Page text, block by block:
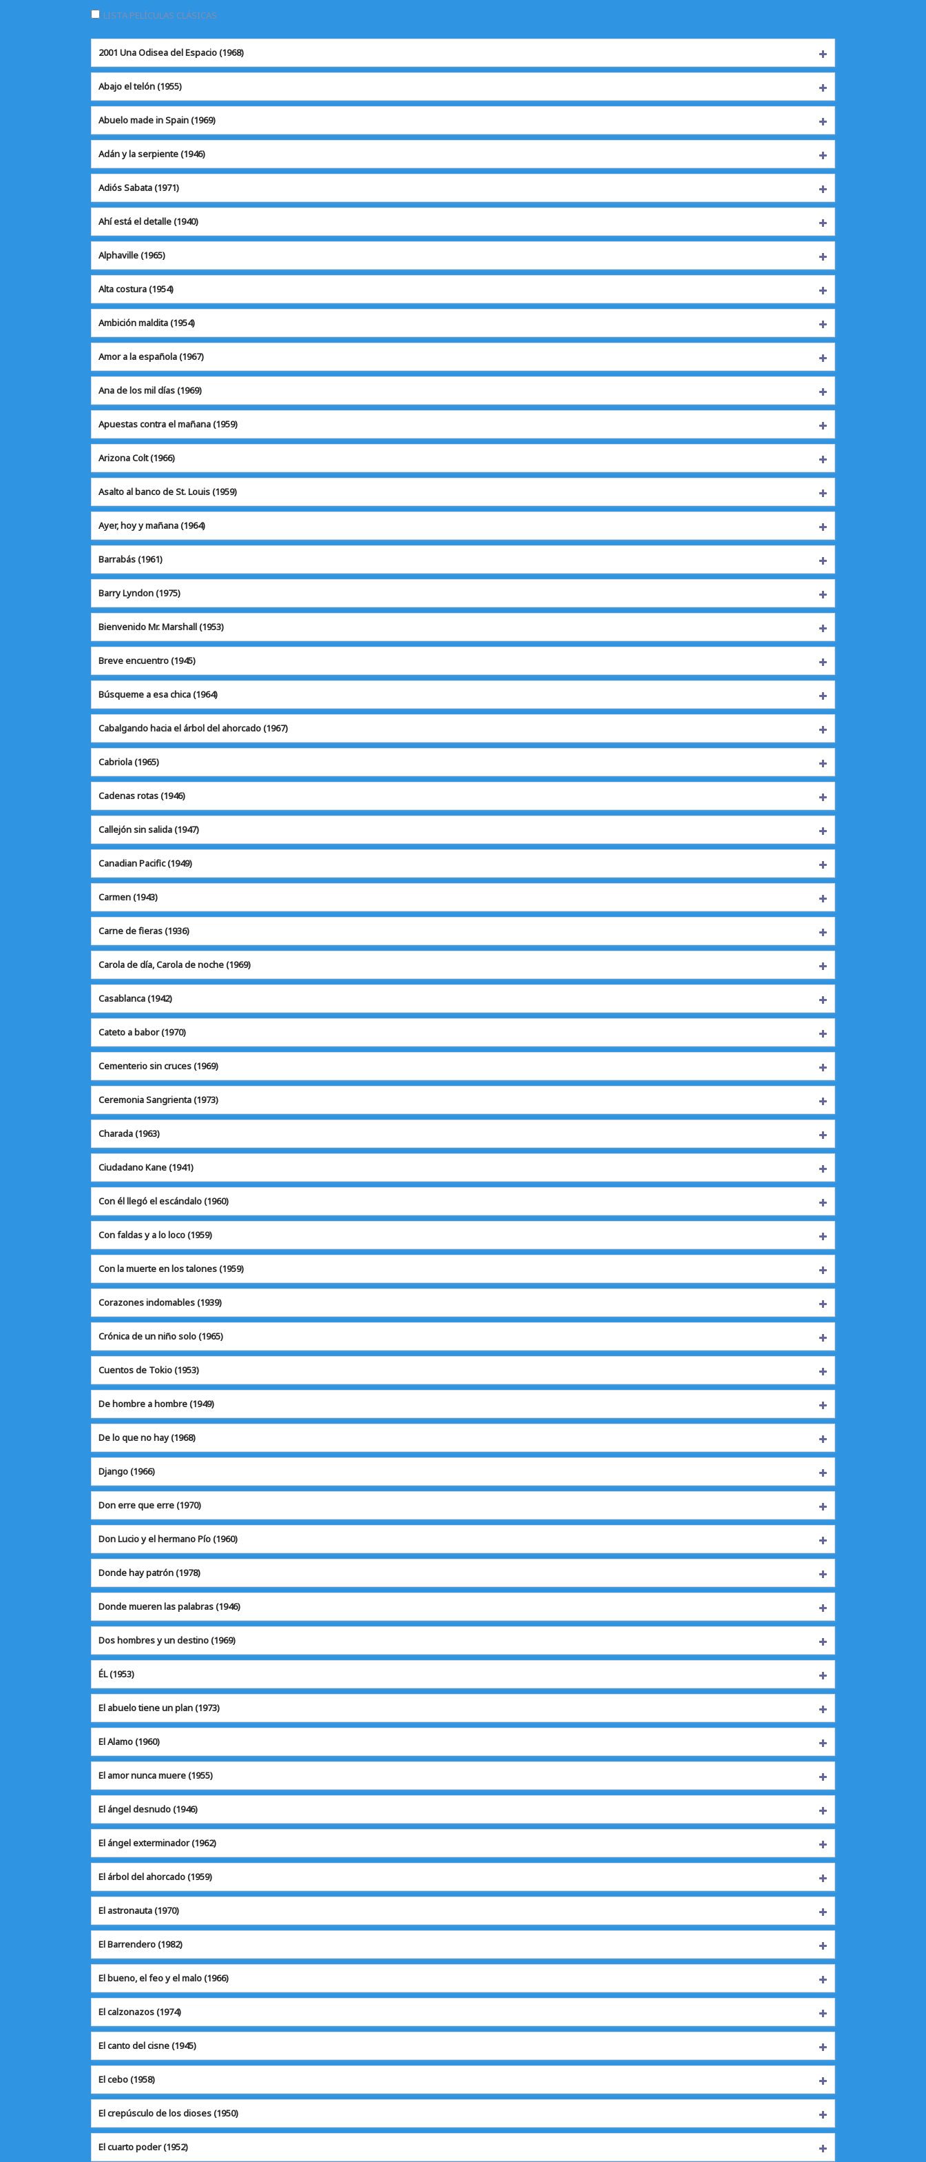
LISTA PELÍCULAS CLÁSICAS
2001 Una Odisea del Espacio (1968)
Abajo el telón(1955)
Abuelo made in Spain (1969)
Adán y la serpiente(1946)
Adiós Sabata(1971)
Ahí está el detalle(1940)
Alphaville(1965)
Alta costura(1954)
Ambición maldita(1954)
Amor a la española(1967)
Ana de los mil días(1969)
Apuestas contra el mañana (1959)
Arizona Colt(1966)
Asalto al banco de St. Louis (1959)
Ayer, hoy y mañana(1964)
Barrabás(1961)
Barry Lyndon(1975)
Bienvenido Mr. Marshall (1953)
Breve encuentro(1945)
Búsqueme a esa chica (1964)
Cabalgando hacia el árbol del ahorcado (1967)
Cabriola(1965)
Cadenas rotas(1946)
Callejón sin salida(1947)
Canadian Pacific(1949)
Carmen(1943)
Carne de fieras(1936)
Carola de día, Carola de noche (1969)
Casablanca(1942)
Cateto a babor(1970)
Cementerio sin cruces (1969)
Ceremonia Sangrienta (1973)
Charada(1963)
Ciudadano Kane(1941)
Con él llegó el escándalo (1960)
Con faldas y a lo loco (1959)
Con la muerte en los talones (1959)
Corazones indomables (1939)
Crónica de un niño solo (1965)
Cuentos de Tokio(1953)
De hombre a hombre (1949)
De lo que no hay(1968)
Django(1966)
Don erre que erre(1970)
Don Lucio y el hermano Pío (1960)
Donde hay patrón(1978)
Donde mueren las palabras (1946)
Dos hombres y un destino (1969)
ÉL(1953)
El abuelo tiene un plan (1973)
El Alamo(1960)
El amor nunca muere (1955)
El ángel desnudo(1946)
El ángel exterminador(1962)
El árbol del ahorcado (1959)
El astronauta(1970)
El Barrendero(1982)
El bueno, el feo y el malo (1966)
El calzonazos(1974)
El canto del cisne(1945)
El cebo(1958)
El crepúsculo de los dioses (1950)
El cuarto poder(1952)